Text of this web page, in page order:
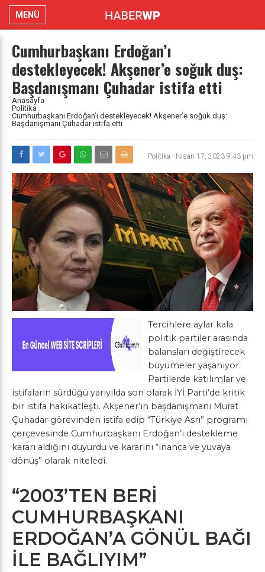
MENÜ
Cumhurbaşkanı Erdoğan’ı
destekleyecek! Akşener’e soğuk duş:
Başdanışmanı Çuhadar istifa etti
Anasayfa
Politika
Cumhurbaşkanı Erdoğan’ı destekleyecek! Akşener’e soğuk duş:
Başdanışmanı Çuhadar istifa etti
Politika - Nisan 17, 2023 9:43 pm
Tercihlere aylar kala
politik partiler arasında
balansları değiştirecek
büyümeler yaşanıyor.
Partilerde katılımlar ve
istifaların sürdüğü yarıyılda son olarak İYİ Parti’de kritik
bir istifa hakikatleşti. Akşener’in başdanışmanı Murat
Çuhadar görevinden istifa edip “Türkiye Asrı” programı
çerçevesinde Cumhurbaşkanı Erdoğan’ı destekleme
kararı aldığını duyurdu ve kararını “inanca ve yuvaya
dönüş” olarak niteledi.
“2003’TEN BERİ
CUMHURBAŞKANI
ERDOĞAN’A GÖNÜL BAĞI
İLE BAĞLIYIM”